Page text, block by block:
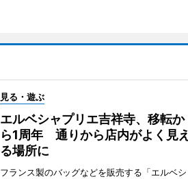
見る・遊ぶ
エルベシャプリエ吉祥寺、移転か
ら1周年 通りから店内がよく見え
る場所に
フランス製のバッグなどを販売する「エルベシ